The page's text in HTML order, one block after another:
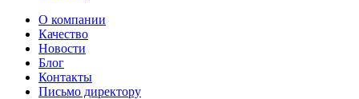
О компании
Качество
Новости
Блог
Контакты
Письмо директору